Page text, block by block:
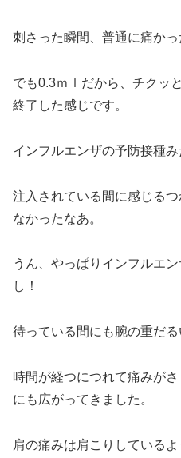
刺さった瞬間、普通に痛か
でも0.3ｍｌだから、チクッ
終了した感じです。
インフルエンザの予防接種み
注入されている間に感じる
なかったなあ。
うん、やっぱりインフルエ
し！
待っている間にも腕の重だる
時間が経つにつれて痛みが
にも広がってきました。
肩の痛みは肩こりしているよ